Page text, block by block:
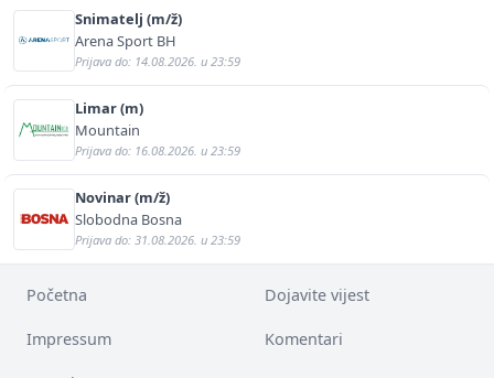
Snimatelj (m/ž)
Arena Sport BH
Prijava do: 14.08.2026. u 23:59
Limar (m)
Mountain
Prijava do: 16.08.2026. u 23:59
Novinar (m/ž)
Slobodna Bosna
Prijava do: 31.08.2026. u 23:59
Početna Dojavite vijest
Impressum Komentari